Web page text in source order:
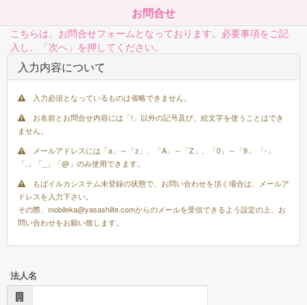
お問合せ
こちらは、お問合せフォームとなっております。必要事項をご記
入し、「次へ」を押してください。
入力内容について
入力必須となっているものは省略できません。
お名前とお問合せ内容には「!」以外の記号及び、絵文字を使うことはでき
ません。
メールアドレスには「a」～「z」、「A」～「Z」、「0」～「9」 「-」
「.」「_」「@」のみ使用できます。
もばイルカシステム未登録の状態で、お問い合わせを頂く場合は、メールア
ドレスを入力下さい。
その際、mobileka@yasashiite.comからのメールを受信できるよう設定の上、お
問い合わせをお願い致します。
法人名